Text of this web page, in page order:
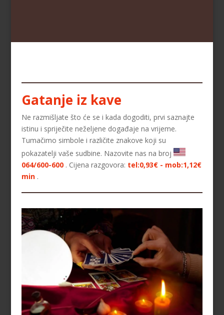
Gatanje iz kave
Ne razmišljate što će se i kada dogoditi, prvi saznajte
istinu i spriječite neželjene događaje na vrijeme.
Tumačimo simbole i različite znakove koji su
pokazatelji vaše sudbine. Nazovite nas na broj
064/600-600 . Cijena razgovora: tel:0,93€ - mob:1,12€
min .